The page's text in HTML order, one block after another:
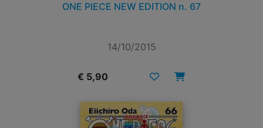
ONE PIECE NEW EDITION n. 67
14/10/2015
€ 5,90